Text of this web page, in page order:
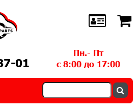
01
Пн.- Пт
с 8:00 до 17:00